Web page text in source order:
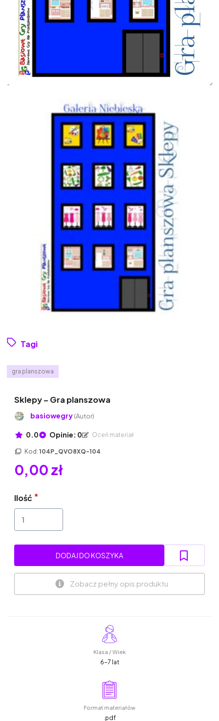
Tagi
gra planszowa
Sklepy – Gra planszowa
basiowegry(Autor)
0.0 Opinie: 0 Oceń materiał
Kod: 104P_QVO8XQ-104
0,00 zł
Ilość
DODAJ DO KOSZYKA
Zobacz pełny opis produktu
Klasa / Wiek
6-7 lat
Format materiałów
.pdf